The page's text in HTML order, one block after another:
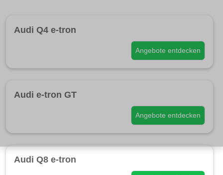
Audi Q4 e-tron
Angebote entdecken
Audi e-tron GT
Angebote entdecken
Audi Q8 e-tron